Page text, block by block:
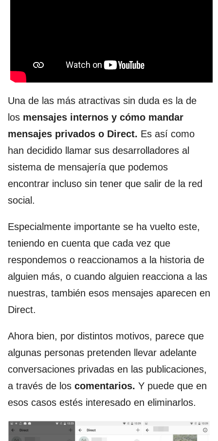
Una de las más atractivas sin duda es la de
los mensajes internos y cómo mandar
mensajes privados o Direct. Es así como
han decidido llamar sus desarrolladores al
sistema de mensajería que podemos
encontrar incluso sin tener que salir de la red
social.
Especialmente importante se ha vuelto este,
teniendo en cuenta que cada vez que
respondemos o reaccionamos a la historia de
alguien más, o cuando alguien reacciona a las
nuestras, también esos mensajes aparecen en
Direct.
Ahora bien, por distintos motivos, parece que
algunas personas pretenden llevar adelante
conversaciones privadas en las publicaciones,
a través de los comentarios. Y puede que en
esos casos estés interesado en eliminarlos.